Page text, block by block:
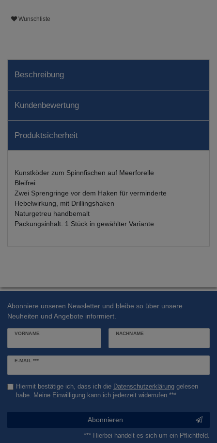
Wunschliste
Beschreibung
Kundenbewertung
Produktsicherheit
Kunstköder zum Spinnfischen auf Meerforelle
Bleifrei
Zwei Sprengringe vor dem Haken für verminderte
Hebelwirkung, mit Drillingshaken
Naturgetreu handbemalt
Packungsinhalt. 1 Stück in gewählter Variante
Abonniere unseren Newsletter und bleibe so über unsere
Neuheiten und Angebote informiert.
VORNAME NACHNAME
E-MAIL ***
Newsletter
Hiermit bestätige ich, dass ich die Daten­schutz­erklärunggelesen
habe. Meine Einwilligung kann ich jederzeit widerrufen.***
Abonnieren
*** Hierbei handelt es sich um ein Pflichtfeld.